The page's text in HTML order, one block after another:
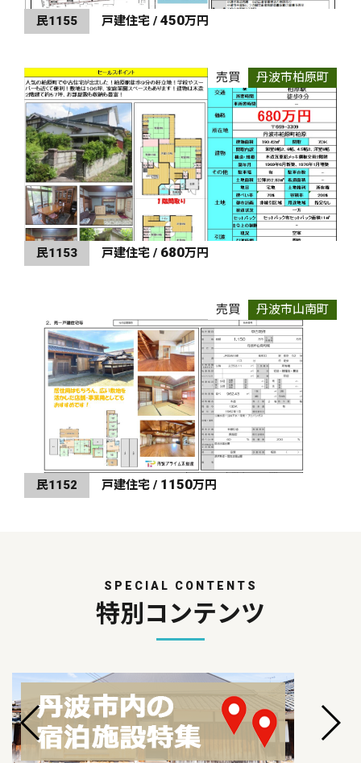
民1155 戸建住宅 / 450万円
売買 丹波市柏原町
民1153 戸建住宅 / 680万円
売買 丹波市山南町
民1152 戸建住宅 / 1150万円
SPECIAL CONTENTS
特別コンテンツ